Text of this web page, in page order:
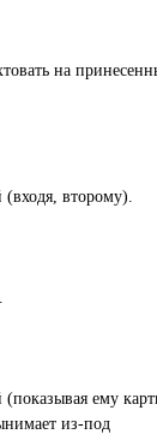
на
второму).
ему
из-под